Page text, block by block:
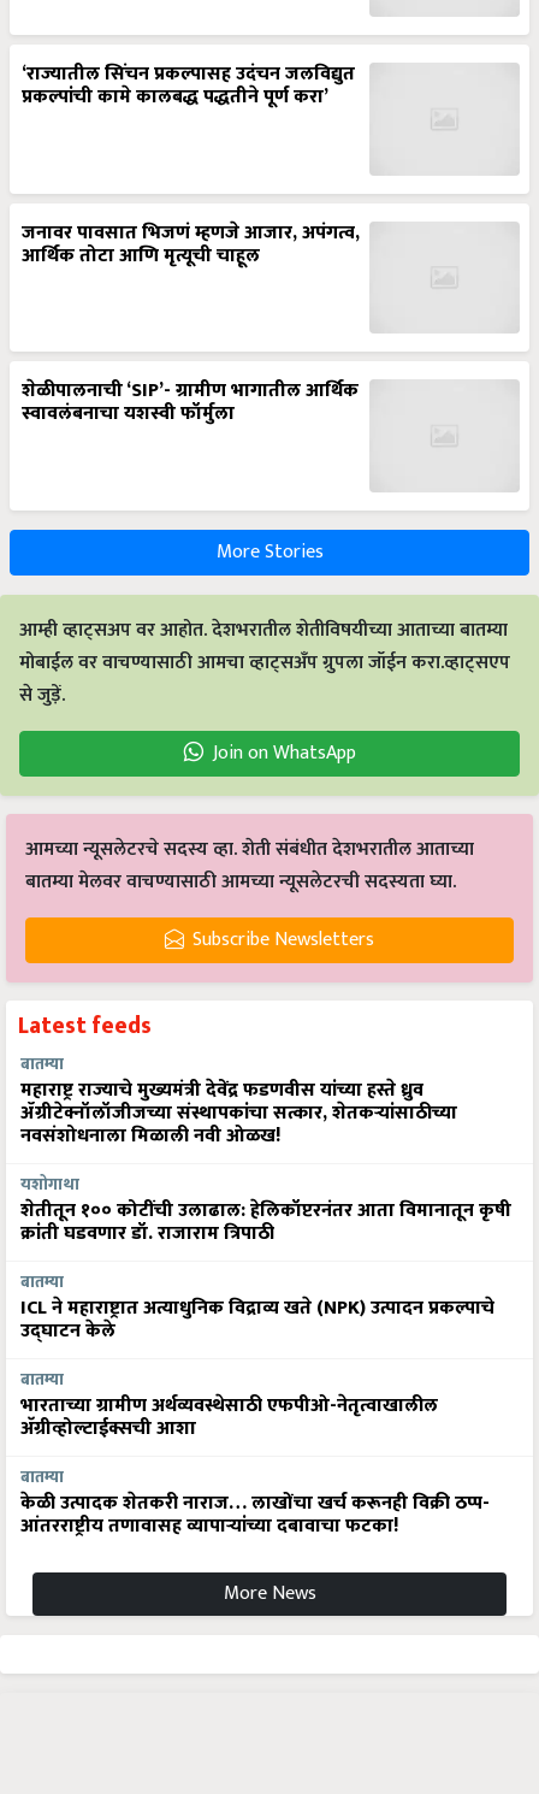
‘राज्यातील सिंचन प्रकल्पासह उदंचन जलविद्युत
प्रकल्पांची कामे कालबद्ध पद्धतीने पूर्ण करा’
जनावर पावसात भिजणं म्हणजे आजार, अपंगत्व,
आर्थिक तोटा आणि मृत्यूची चाहूल
शेळीपालनाची ‘SIP’- ग्रामीण भागातील आर्थिक
स्वावलंबनाचा यशस्वी फॉर्मुला
More Stories
आम्ही व्हाट्सअप वर आहोत. देशभरातील शेतीविषयीच्या आताच्या बातम्या
मोबाईल वर वाचण्यासाठी आमचा व्हाट्सअँप ग्रुपला जॉईन करा.व्हाट्सएप
से जुड़ें.
Join on WhatsApp
आमच्या न्यूसलेटरचे सदस्य व्हा. शेती संबंधीत देशभरातील आताच्या
बातम्या मेलवर वाचण्यासाठी आमच्या न्यूसलेटरची सदस्यता घ्या.
Subscribe Newsletters
Latest feeds
बातम्या
महाराष्ट्र राज्याचे मुख्यमंत्री देवेंद्र फडणवीस यांच्या हस्ते ध्रुव
ॲग्रीटेक्नॉलॉजीजच्या संस्थापकांचा सत्कार, शेतकऱ्यांसाठीच्या
नवसंशोधनाला मिळाली नवी ओळख!
यशोगाथा
शेतीतून १०० कोटींची उलाढाल: हेलिकॉप्टरनंतर आता विमानातून कृषी
क्रांती घडवणार डॉ. राजाराम त्रिपाठी
बातम्या
ICL ने महाराष्ट्रात अत्याधुनिक विद्राव्य खते (NPK) उत्पादन प्रकल्पाचे
उद्घाटन केले
बातम्या
भारताच्या ग्रामीण अर्थव्यवस्थेसाठी एफपीओ-नेतृत्वाखालील
अ‍ॅग्रीव्होल्टाईक्सची आशा
बातम्या
केळी उत्पादक शेतकरी नाराज… लाखोंचा खर्च करूनही विक्री ठप्प-
आंतरराष्ट्रीय तणावासह व्यापाऱ्यांच्या दबावाचा फटका!
More News